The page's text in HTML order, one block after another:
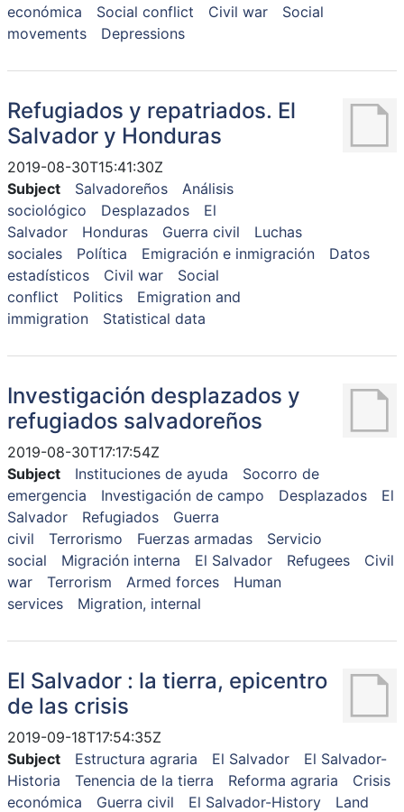
económica
Social conflict Civil war
Social
movements
Depressions
Refugiados y repatriados. El
Salvador y Honduras
2019-08-30T15:41:30Z
Subject
Salvadoreños
Análisis
sociológico
Desplazados
El
Salvador
Honduras Guerra civil
Luchas
sociales
Política Emigración e inmigración
Datos
estadísticos
Civil war
Social
conflict
Politics
Emigration and
immigration
Statistical data
Investigación desplazados y
refugiados salvadoreños
2019-08-30T17:17:54Z
Subject
Instituciones de ayuda
Socorro de
emergencia
Investigación de campo Desplazados
El
Salvador
Refugiados
Guerra
civil
Terrorismo Fuerzas armadas
Servicio
social
Migración interna El Salvador Refugees
Civil
war
Terrorism Armed forces
Human
services
Migration, internal
El Salvador : la tierra, epicentro
de las crisis
2019-09-18T17:54:35Z
Subject
Estructura agraria El Salvador
El Salvador-
Historia
Tenencia de la tierra Reforma agraria
Crisis
económica
Guerra civil El Salvador-History Land